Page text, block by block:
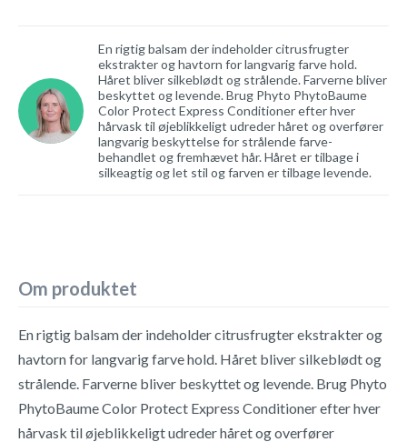
En rigtig balsam der indeholder citrusfrugter
ekstrakter og havtorn for langvarig farve hold.
Håret bliver silkeblødt og strålende. Farverne bliver
beskyttet og levende. Brug Phyto PhytoBaume
Color Protect Express Conditioner efter hver
hårvask til øjeblikkeligt udreder håret og overfører
langvarig beskyttelse for strålende farve-
behandlet og fremhævet hår. Håret er tilbage i
silkeagtig og let stil og farven er tilbage levende.
Om produktet
En rigtig balsam der indeholder citrusfrugter ekstrakter og
havtorn for langvarig farve hold. Håret bliver silkeblødt og
strålende. Farverne bliver beskyttet og levende. Brug Phyto
PhytoBaume Color Protect Express Conditioner efter hver
hårvask til øjeblikkeligt udreder håret og overfører